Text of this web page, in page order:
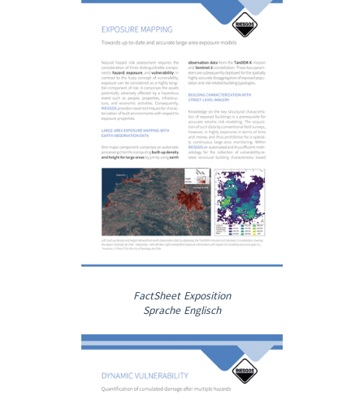
FactSheet Exposition
Sprache Englisch